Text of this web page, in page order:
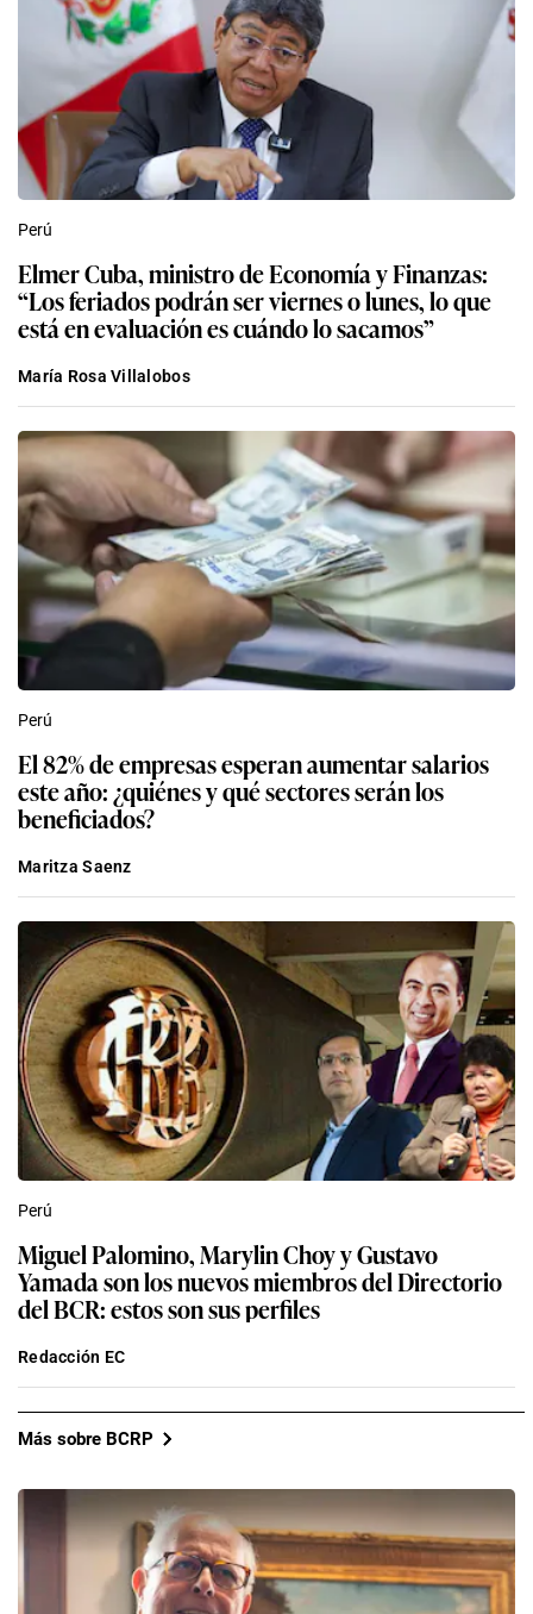
Perú
Elmer Cuba, ministro de Economía y Finanzas:
“Los feriados podrán ser viernes o lunes, lo que
está en evaluación es cuándo lo sacamos”
María Rosa Villalobos
Perú
El 82% de empresas esperan aumentar salarios
este año: ¿quiénes y qué sectores serán los
beneficiados?
Maritza Saenz
Perú
Miguel Palomino, Marylin Choy y Gustavo
Yamada son los nuevos miembros del Directorio
del BCR: estos son sus perfiles
Redacción EC
Más sobre BCRP